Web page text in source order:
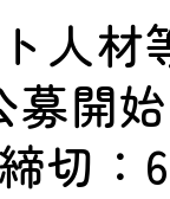
人
開
切：6